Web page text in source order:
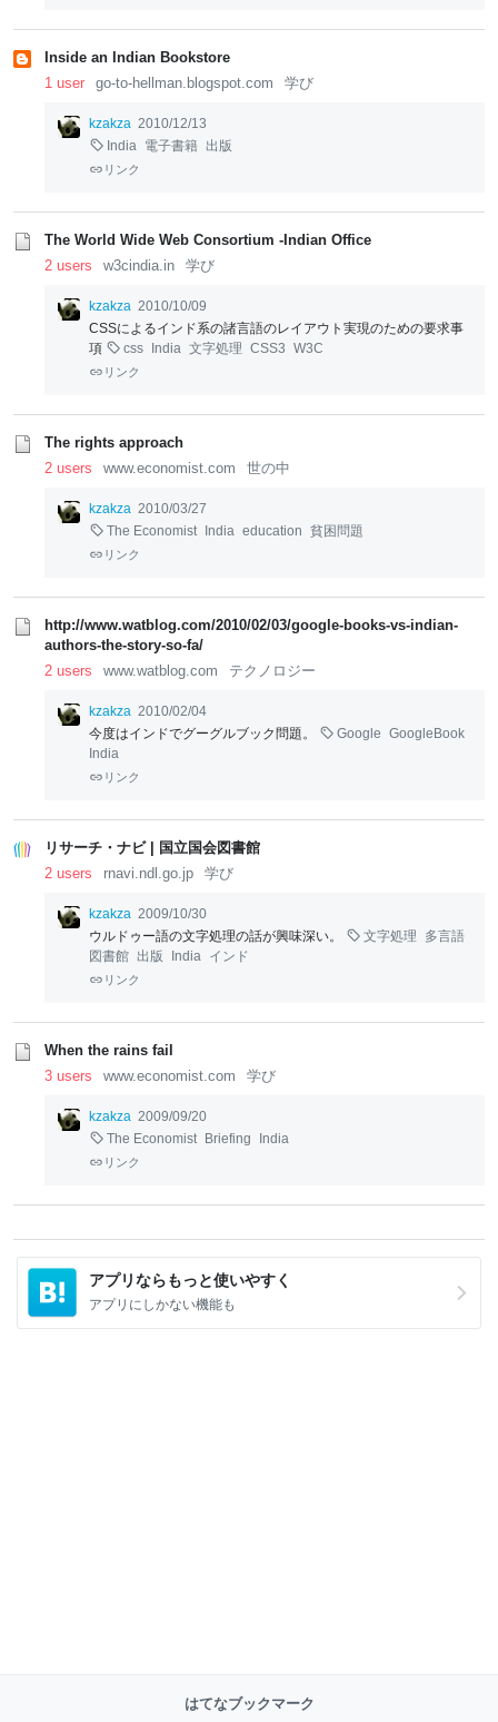
Inside an Indian Bookstore
1 user
go-to-hellman.blogspot.com 学び
kzakza 2010/12/13
India 電子書籍 出版
リンク
The World Wide Web Consortium -Indian Office
2 users
w3cindia.in 学び
kzakza 2010/10/09
CSSによるインド系の諸言語のレイアウト実現のための要求事
項
css India 文字処理 CSS3 W3C
リンク
The rights approach
2 users
www.economist.com 世の中
kzakza 2010/03/27
The Economist
India education 貧困問題
リンク
http://www.watblog.com/2010/02/03/google-books-vs-indian-
authors-the-story-so-fa/
2 users
www.watblog.com テクノロジー
kzakza 2010/02/04
今度はインドでグーグルブック問題。
Google GoogleBook
India
リンク
リサーチ・ナビ | 国立国会図書館
2 users
rnavi.ndl.go.jp 学び
kzakza 2009/10/30
ウルドゥー語の文字処理の話が興味深い。
文字処理
多言語
図書館 出版 India インド
リンク
When the rains fail
3 users
www.economist.com 学び
kzakza 2009/09/20
The Economist
Briefing India
リンク
アプリならもっと使いやすく
アプリにしかない機能も
はてなブックマーク